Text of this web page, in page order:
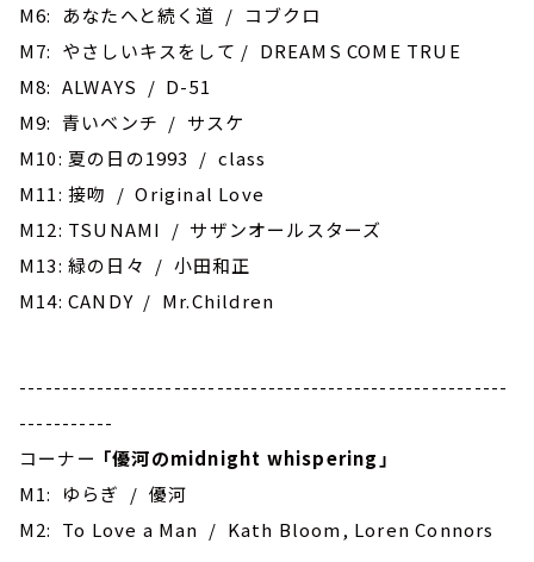
M6: あなたへと続く道 / コブクロ
M7: やさしいキスをして / DREAMS COME TRUE
M8: ALWAYS / D-51
M9: 青いベンチ / サスケ
M10: 夏の日の1993 / class
M11: 接吻 / Original Love
M12: TSUNAMI / サザンオールスターズ
M13: 緑の日々 / 小田和正
M14: CANDY / Mr.Children
---------------------------------------------------------
-----------
コーナー 「優河のmidnight whispering」
M1: ゆらぎ / 優河
M2: To Love a Man / Kath Bloom, Loren Connors